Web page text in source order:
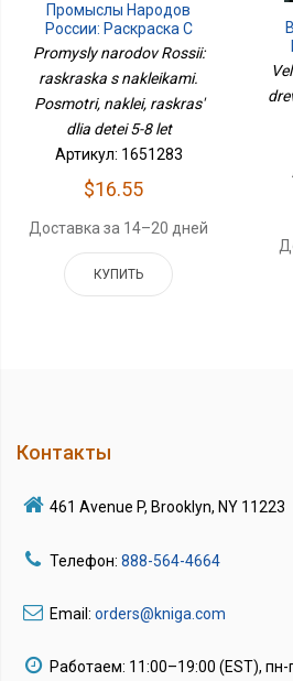
Промыслы Народов
России: Раскраска С
Наклейками. Посмотри,
Наклей, Раскрась Для
Детей 5-8 Лет
Promysly narodov Rossii:
raskraska s nakleikami.
Posmotri, naklei, raskras'
dlia detei 5-8 let
Артикул: 1651283
$16.55
Доставка за 14–20 дней
КУПИТЬ
Контакты
461 Avenue P, Brooklyn, NY 11223
Телефон: 888-564-4664
Email: orders@kniga.com
Работаем: 11:00–19:00 (EST), пн-